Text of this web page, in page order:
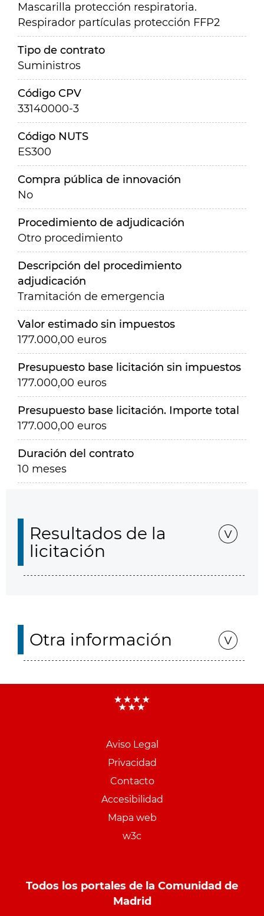
Mascarilla protección respiratoria.
Respirador partículas protección FFP2
Tipo de contrato
Suministros
Código CPV
33140000-3
Código NUTS
ES300
Compra pública de innovación
No
Procedimiento de adjudicación
Otro procedimiento
Descripción del procedimiento
adjudicación
Tramitación de emergencia
Valor estimado sin impuestos
177.000,00 euros
Presupuesto base licitación sin impuestos
177.000,00 euros
Presupuesto base licitación. Importe total
177.000,00 euros
Duración del contrato
10 meses
Resultados de la
licitación
Otra información
Aviso Legal
Privacidad
Contacto
Accesibilidad
Mapa web
w3c
Todos los portales de la Comunidad de
Madrid